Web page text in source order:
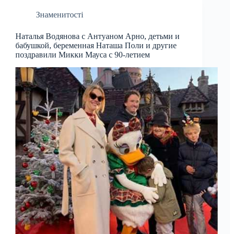
Знаменитості
Наталья Водянова с Антуаном Арно, детьми и
бабушкой, беременная Наташа Поли и другие
поздравили Микки Мауса с 90-летием